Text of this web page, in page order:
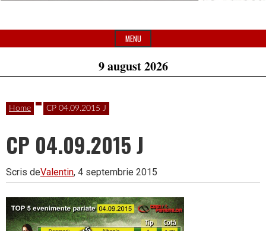
Curierul
de
Vâlcea
din
România
Header
Widget
MENU
9 august 2026
Home CP 04.09.2015 J
CP 04.09.2015 J
Scris deValentin, 4 septembrie 2015